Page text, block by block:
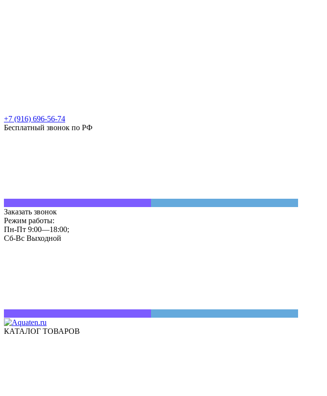
+7 (916) 696-56-74
Бесплатный звонок по РФ
Заказать звонок
Режим работы:
Пн-Пт 9:00—18:00;
Сб-Вс Выходной
КАТАЛОГ ТОВАРОВ